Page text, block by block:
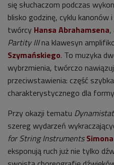
się słuchaczom podczas
blisko godzinę, cyklu kanonów
twórcy Hansa Abrahamsena,
Partity IIIna klawesyn
Szymańskiego. To muzyka
wybrzmienia, twórczo
przeciwstawienia: część
charakterystycznego dla
Przy okazji tematu
szereg wydarzeń
for String Instruments
eksponują ruch już nie tylko